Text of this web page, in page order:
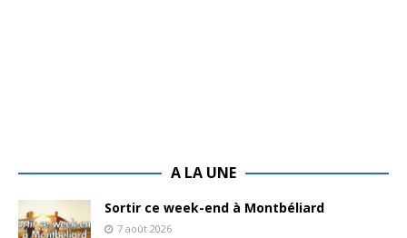
A LA UNE
Sortir ce week-end à Montbéliard
7 août 2026